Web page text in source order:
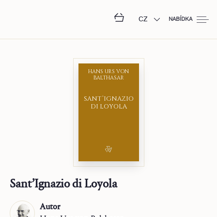
CZ NABÍDKA
SANT’IGNAZIO
DI LOYOLA
HANS URS VON
BALTHASAR
Sant’Ignazio di Loyola
Autor